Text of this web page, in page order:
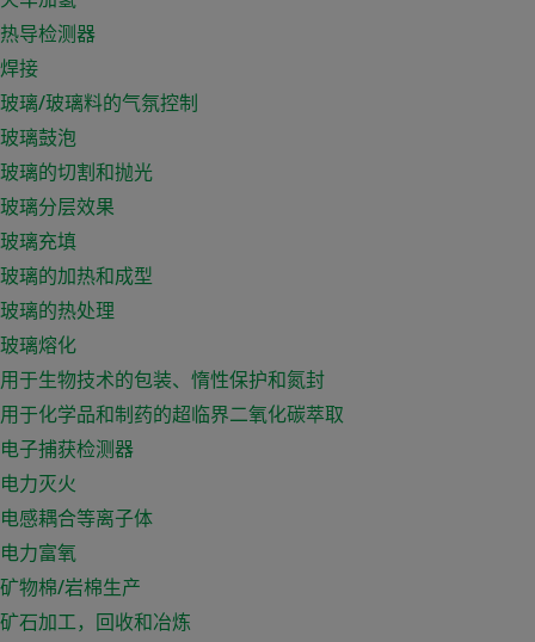
热导检测器
焊接
玻璃/玻璃料的气氛控制
玻璃鼓泡
玻璃的切割和抛光
玻璃分层效果
玻璃充填
玻璃的加热和成型
玻璃的热处理
玻璃熔化
用于生物技术的包装、惰性保护和氮封
用于化学品和制药的超临界二氧化碳萃取
电子捕获检测器
电力灭火
电感耦合等离子体
电力富氧
矿物棉/岩棉生产
矿石加工，回收和冶炼